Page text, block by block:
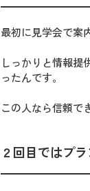
最初に見学会で案
しっかりと情報提
ったんです。
この人なら信頼で
２回目ではプ